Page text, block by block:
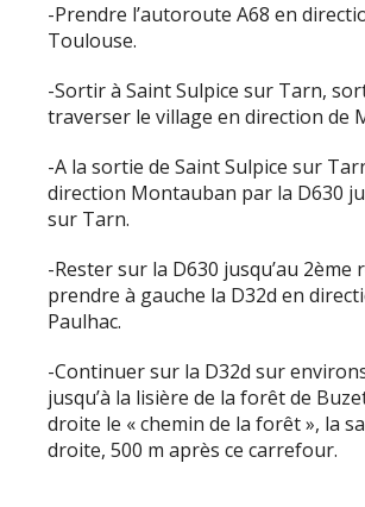
-Prendre l’autoroute A68 en
Toulouse.
-Sortir à Saint Sulpice sur Tarn,
traverser le village en direction de
-A la sortie de Saint Sulpice sur
direction Montauban par la D630
sur Tarn.
-Rester sur la D630 jusqu’au
prendre à gauche la D32d en
Paulhac.
-Continuer sur la D32d sur
jusqu’à la lisière de la forêt de
droite le « chemin de la forêt », la
droite, 500 m après ce carrefour.